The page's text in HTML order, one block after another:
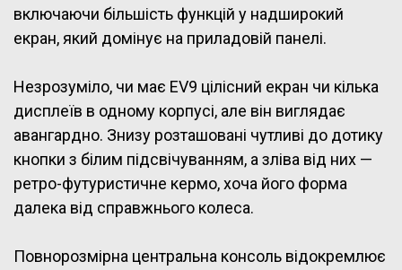
включаючи більшість функцій у надширокий
екран, який домінує на приладовій панелі.
Незрозуміло, чи має EV9 цілісний екран чи кілька
дисплеїв в одному корпусі, але він виглядає
авангардно. Знизу розташовані чутливі до дотику
кнопки з білим підсвічуванням, а зліва від них —
ретро-футуристичне кермо, хоча його форма
далека від справжнього колеса.
Повнорозмірна центральна консоль відокремлює